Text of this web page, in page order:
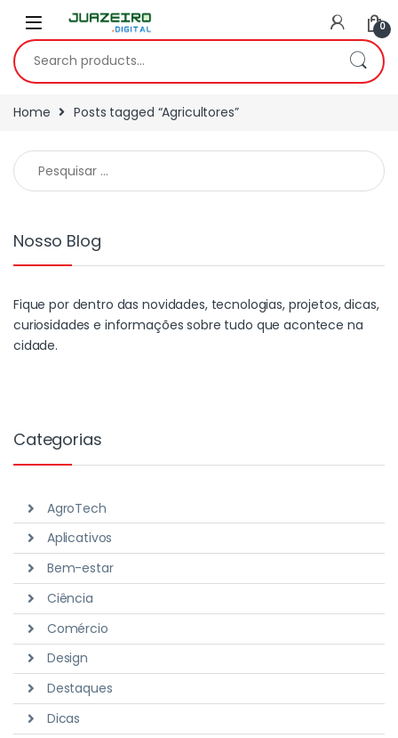
0
Home Posts tagged “Agricultores”
Nosso Blog
Fique por dentro das novidades, tecnologias, projetos, dicas,
curiosidades e informações sobre tudo que acontece na
cidade.
Categorias
AgroTech
Aplicativos
Bem-estar
Ciência
Comércio
Design
Destaques
Dicas